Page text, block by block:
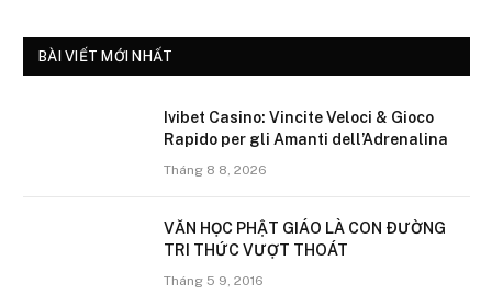
BÀI VIẾT MỚI NHẤT
Ivibet Casino: Vincite Veloci & Gioco
Rapido per gli Amanti dell’Adrenalina
Tháng 8 8, 2026
VĂN HỌC PHẬT GIÁO LÀ CON ÐƯỜNG
TRI THỨC VƯỢT THOÁT
Tháng 5 9, 2016